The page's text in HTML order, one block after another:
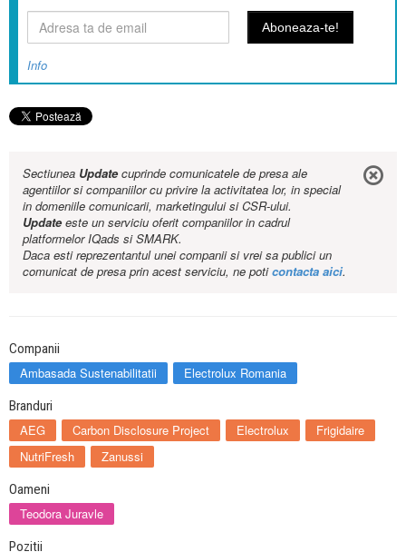
Info
Sectiunea Updatecuprinde comunicatele de presa ale
agentiilor si companiilor cu privire la activitatea lor, in special
in domeniile comunicarii, marketingului si CSR-ului.
Updateeste un serviciu oferit companiilor in cadrul
platformelor IQads si SMARK.
Daca esti reprezentantul unei companii si vrei sa publici un
comunicat de presa prin acest serviciu, ne poticontacta aici.
Companii
Ambasada Sustenabilitatii Electrolux Romania
Branduri
AEG Carbon Disclosure Project Electrolux
Frigidaire
NutriFresh
Zanussi
Oameni
Teodora Juravle
Pozitii